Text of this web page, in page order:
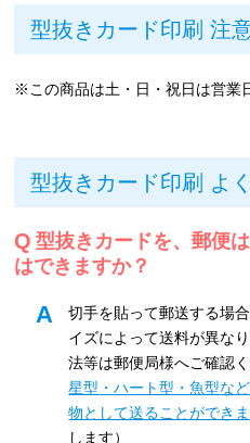
型抜きカード印刷 注
※この商品は土・日・祝日は営業
型抜きカード印刷 よ
型抜きカードを、郵便
はできますか？
切手を貼って郵送する場
イズによって送料が異な
法等は郵便局様へご確認く
星型・ハート型・魚型な
物として送ることができ
します）